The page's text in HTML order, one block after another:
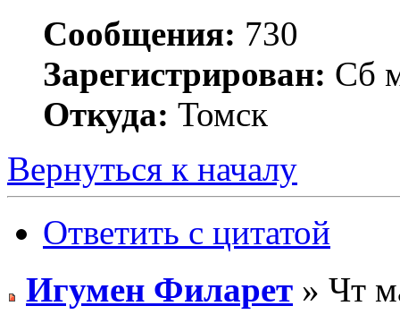
Сообщения: 730
Зарегистрирован: Сб
Откуда: Томск
Вернуться к началу
Ответить с цитатой
Игумен Филарет » Чт